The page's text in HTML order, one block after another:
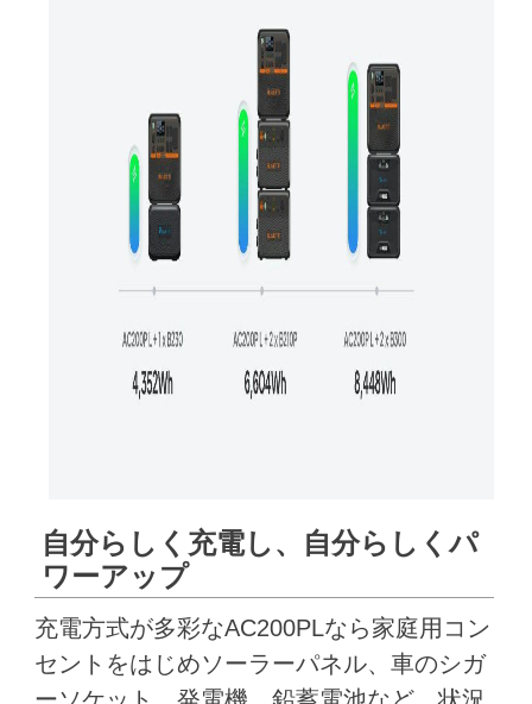
自分らしく充電し、自分らしくパ
ワーアップ
充電方式が多彩なAC200PLなら家庭用コン
セントをはじめソーラーパネル、車のシガ